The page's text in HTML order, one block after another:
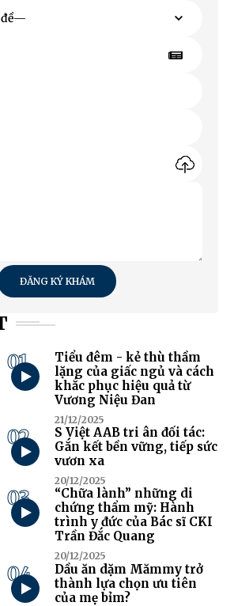
ĐĂNG KÝ KHÁM
01
Tiểu đêm - kẻ thù thầm
lặng của giấc ngủ và cách
khắc phục hiệu quả từ
Vương Niệu Đan
21/12/2025
02
S Việt AAB tri ân đối tác:
Gắn kết bền vững, tiếp sức
vươn xa
20/12/2025
03
“Chữa lành” những di
chứng thẩm mỹ: Hành
trình y đức của Bác sĩ CKI
Trần Đắc Quang
20/12/2025
04
Dầu ăn dặm Mămmy trở
thành lựa chọn ưu tiên
của mẹ bỉm?